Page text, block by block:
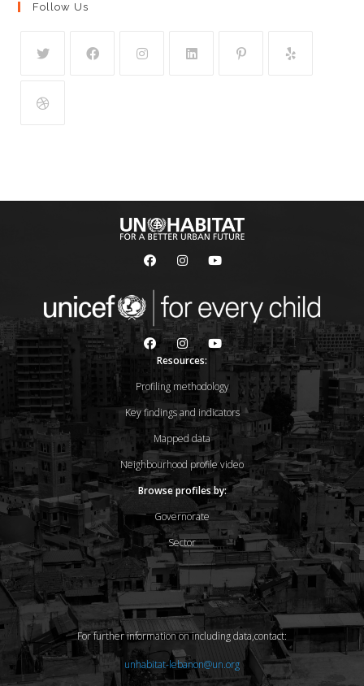
Follow Us
Resources:
Profiling methodology
Key findings and indicators
Mapped data
Neighbourhood profile video
Browse profiles by:
Governorate
Sector
For further information on including data,contact:
unhabitat-lebanon@un.org